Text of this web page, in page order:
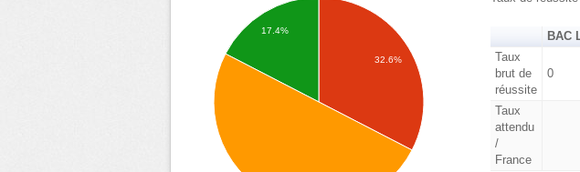
32.6%
17.4% BAC
Taux
brut de
réussite
0
Taux
attendu
/
France